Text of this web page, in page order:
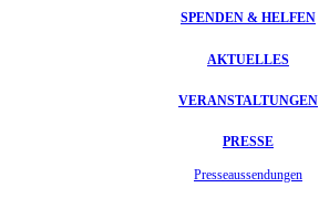
SPENDEN & HELFEN
AKTUELLES
VERANSTALTUNGEN
PRESSE
Presseaussendungen